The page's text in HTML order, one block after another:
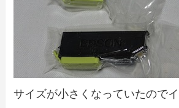
サイズが小さくなっていたので